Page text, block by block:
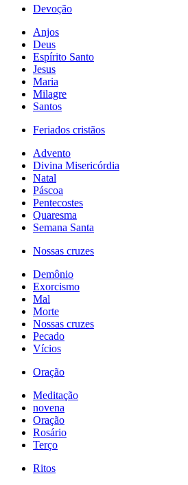
Devoção
Anjos
Deus
Espírito Santo
Jesus
Maria
Milagre
Santos
Feriados cristãos
Advento
Divina Misericórdia
Natal
Páscoa
Pentecostes
Quaresma
Semana Santa
Nossas cruzes
Demônio
Exorcismo
Mal
Morte
Nossas cruzes
Pecado
Vícios
Oração
Meditação
novena
Oração
Rosário
Terço
Ritos